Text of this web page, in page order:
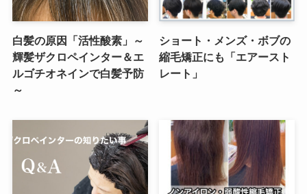
白髪の原因「活性酸素」～
輝髪ザクロペインター＆エ
ルゴチオネインで白髪予防
～
ショート・メンズ・ボブの
縮毛矯正にも「エアースト
レート」